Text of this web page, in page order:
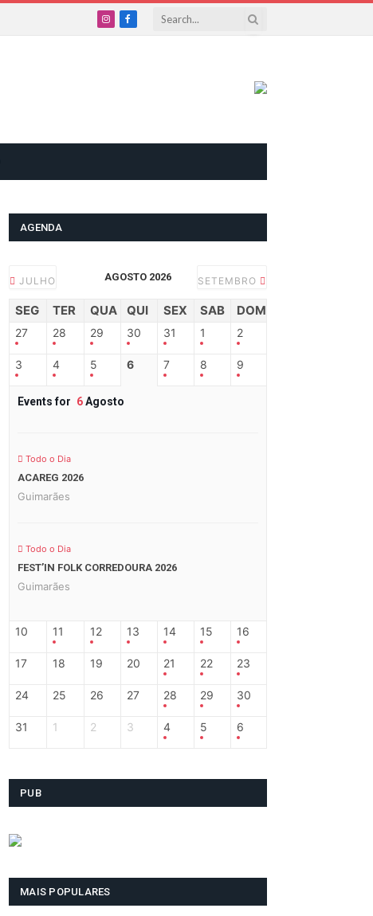
InstagramFacebook
AGENDA
JULHO AGOSTO 2026 SETEMBRO
SEG TER QUA QUI SEX SAB DOM
27 28 29 30 31 1 2
3 4 5 6 7 8 9
Events for 6Agosto
Todo o Dia
ACAREG 2026
Guimarães
Todo o Dia
FEST’IN FOLK CORREDOURA 2026
Guimarães
10 11 12 13 14 15 16
17 18 19 20 21 22 23
24 25 26 27 28 29 30
31 1 2 3 4 5 6
PUB
MAIS POPULARES